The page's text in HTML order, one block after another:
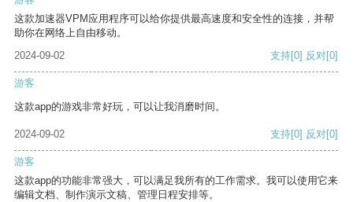
这款加速器VPM应用程序可以给你提供最高速度和安全性的连接，并帮
助你在网络上自由移动。
2024-09-02
支持[0] 反对[0]
游客
这款app的游戏非常好玩，可以让我消磨时间。
2024-09-02 支持[0] 反对[0]
游客
这款app的功能非常强大，可以满足我所有的工作需求。我可以使用它来
编辑文档、制作演示文稿、管理日程安排等。